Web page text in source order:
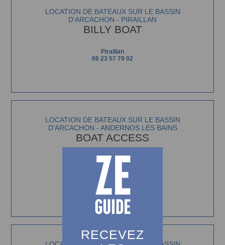
RECEVEZ
LOCATION DE BATEAUX SUR LE BASSIN
D'ARCACHON - PIRAILLAN
BILLY BOAT
Piraillan
06 23 57 79 02
LOCATION DE BATEAUX SUR LE BASSIN
D'ARCACHON - ANDERNOS LES BAINS
BOAT ACCESS
Location Bateau Moteur
ANDERNOS LES BAINS
07 86 87 56 17